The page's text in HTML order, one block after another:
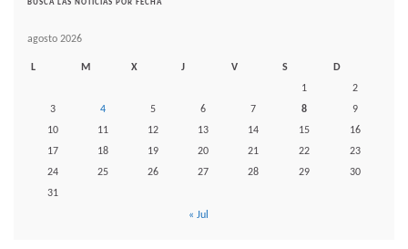
BUSCA LAS NOTICIAS POR FECHA
agosto 2026
L M X J V S
D
1
2
3
4 5 6 7 8
9
10
11 12 13 14 15
16
17
18 19 20 21 22
23
24
25 26 27 28 29
30
31
« Jul